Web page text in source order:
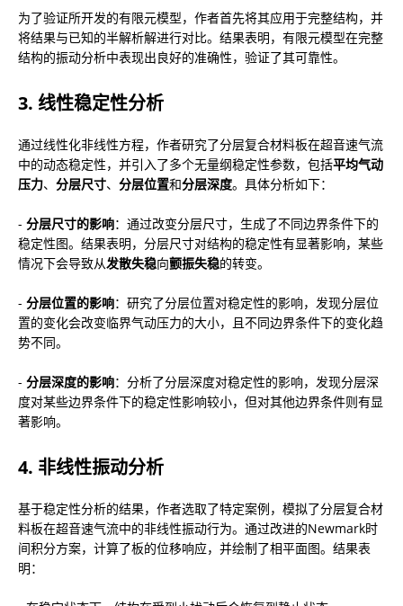
为了验证所开发的有限元模型，作者首先将其应用于完整结构，并
将结果与已知的半解析解进行对比。结果表明，有限元模型在完整
结构的振动分析中表现出良好的准确性，验证了其可靠性。
3. 线性稳定性分析
通过线性化非线性方程，作者研究了分层复合材料板在超音速气流
中的动态稳定性，并引入了多个无量纲稳定性参数，包括平均气动
压力、 分层尺寸、 分层位置和分层深度。具体分析如下：
- 分层尺寸的影响：通过改变分层尺寸，生成了不同边界条件下的
稳定性图。结果表明，分层尺寸对结构的稳定性有显著影响，某些
情况下会导致从发散失稳向颤振失稳的转变。
- 分层位置的影响：研究了分层位置对稳定性的影响，发现分层位
置的变化会改变临界气动压力的大小，且不同边界条件下的变化趋
势不同。
- 分层深度的影响：分析了分层深度对稳定性的影响，发现分层深
度对某些边界条件下的稳定性影响较小，但对其他边界条件则有显
著影响。
4. 非线性振动分析
基于稳定性分析的结果，作者选取了特定案例，模拟了分层复合材
料板在超音速气流中的非线性振动行为。通过改进的Newmark时
间积分方案，计算了板的位移响应，并绘制了相平面图。结果表
明：